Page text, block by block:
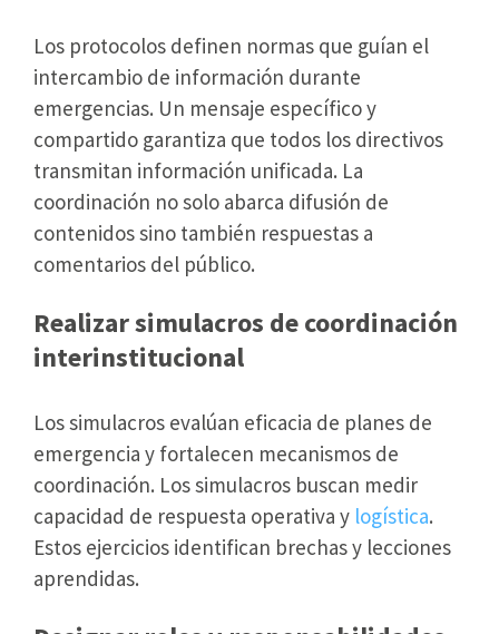
Los protocolos definen normas que guían el
intercambio de información durante
emergencias. Un mensaje específico y
compartido garantiza que todos los directivos
transmitan información unificada. La
coordinación no solo abarca difusión de
contenidos sino también respuestas a
comentarios del público.
Realizar simulacros de coordinación
interinstitucional
Los simulacros evalúan eficacia de planes de
emergencia y fortalecen mecanismos de
coordinación. Los simulacros buscan medir
capacidad de respuesta operativa y logística.
Estos ejercicios identifican brechas y lecciones
aprendidas.